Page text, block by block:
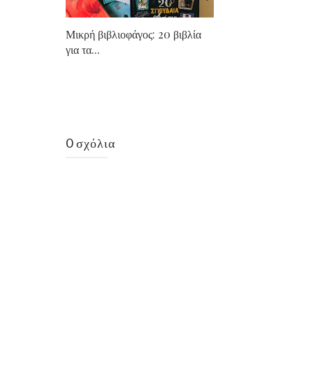
Μικρή βιβλιοφάγος: 20 βιβλία
για τα...
0 σχόλια